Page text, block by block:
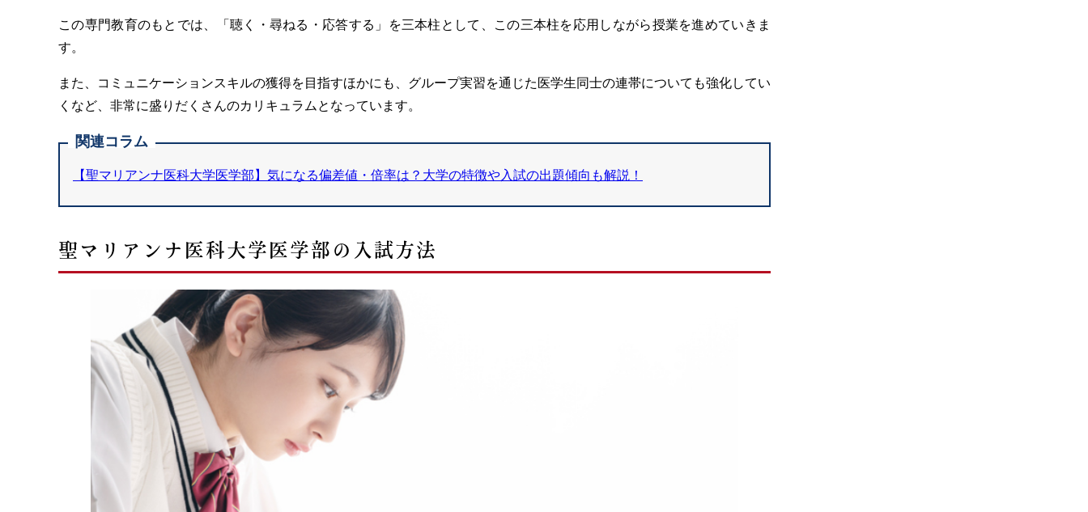
この専門教育のもとでは、「聴く・尋ねる・応答する」を三本柱として、この三本柱を応用しながら授業を進めていきま
す。
また、コミュニケーションスキルの獲得を目指すほかにも、グループ実習を通じた医学生同士の連帯についても強化してい
くなど、非常に盛りだくさんのカリキュラムとなっています。
関連コラム
【聖マリアンナ医科大学医学部】気になる偏差値・倍率は？大学の特徴や入試の出題傾向も解説！
聖マリアンナ医科大学医学部の入試方法